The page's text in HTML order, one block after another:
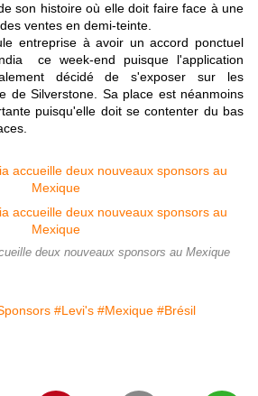
son histoire où elle doit faire face à une
ventes en demi-teinte.
entreprise à avoir un accord ponctuel
ce week-end puisque l'application
décidé de s'exposer sur les
de Silverstone. Sa place est néanmoins
puisqu'elle doit se contenter du bas
deux nouveaux sponsors au Mexique
#Levi's #Mexique #Brésil